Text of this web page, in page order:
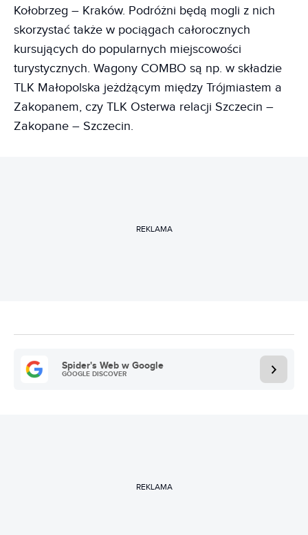
Kołobrzeg – Kraków. Podróżni będą mogli z nich
skorzystać także w pociągach całorocznych
kursujących do popularnych miejscowości
turystycznych. Wagony COMBO są np. w składzie
TLK Małopolska jeżdżącym między Trójmiastem a
Zakopanem, czy TLK Osterwa relacji Szczecin –
Zakopane – Szczecin.
REKLAMA
Spider's Web w Google
GOOGLE DISCOVER
REKLAMA